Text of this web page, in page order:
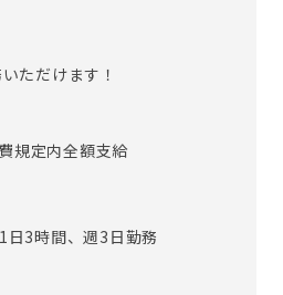
ただけます！
規定内全額支給
3時間、週3日勤務